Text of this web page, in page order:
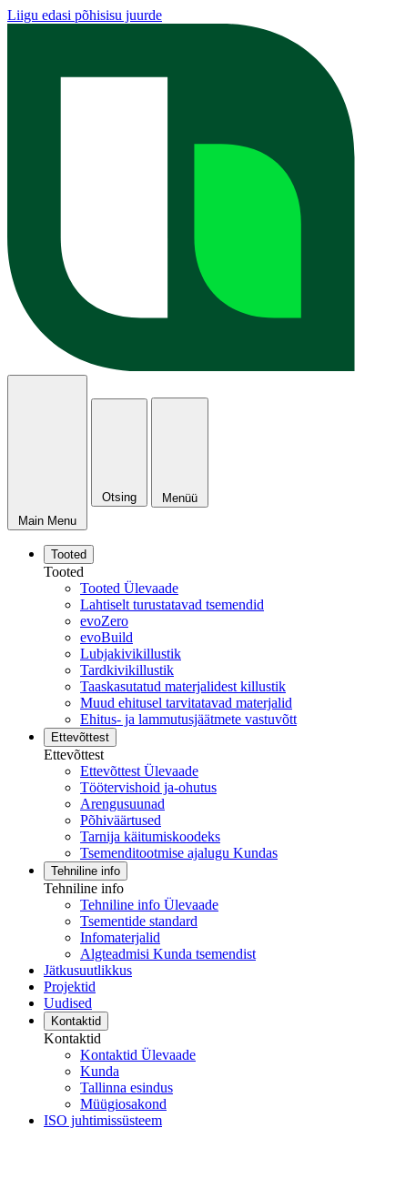
Liigu edasi põhisisu juurde
Main Menu
Otsing Menüü
Tooted
Tooted
Tooted Ülevaade
Lahtiselt turustatavad tsemendid
evoZero
evoBuild
Lubjakivikillustik
Tardkivikillustik
Taaskasutatud materjalidest killustik
Muud ehitusel tarvitatavad materjalid
Ehitus- ja lammutusjäätmete vastuvõtt
Ettevõttest
Ettevõttest
Ettevõttest Ülevaade
Töötervishoid ja-ohutus
Arengusuunad
Põhiväärtused
Tarnija käitumiskoodeks
Tsemenditootmise ajalugu Kundas
Tehniline info
Tehniline info
Tehniline info Ülevaade
Tsementide standard
Infomaterjalid
Algteadmisi Kunda tsemendist
Jätkusuutlikkus
Projektid
Uudised
Kontaktid
Kontaktid
Kontaktid Ülevaade
Kunda
Tallinna esindus
Müügiosakond
ISO juhtimissüsteem